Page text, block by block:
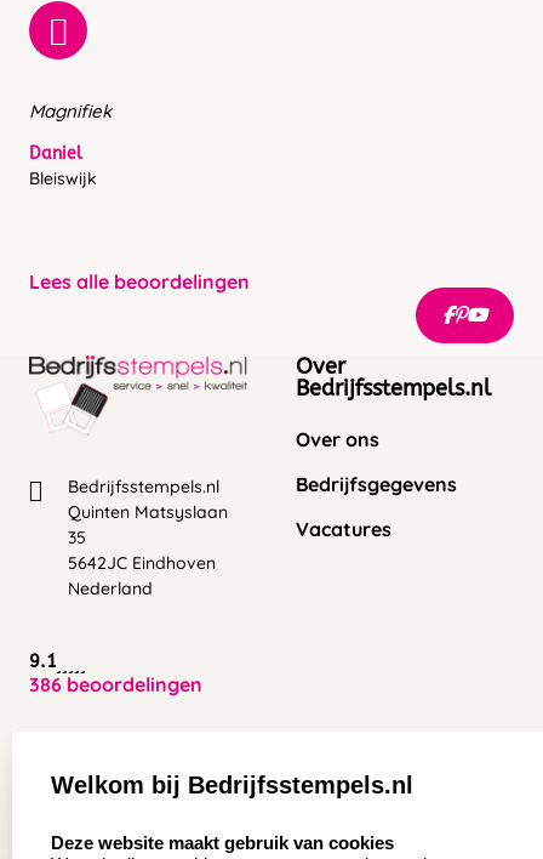
Magnifiek
Daniel
Bleiswijk
Lees alle beoordelingen
Bedrijfsstempels.nl
Quinten Matsyslaan
35
5642JC Eindhoven
Nederland
9.1
386 beoordelingen
Over
Bedrijfsstempels.nl
Over ons
Bedrijfsgegevens
Vacatures
Aanvraag op maat
Wederverkoper
Contact opnemen
Veel gestelde vragen
Welkom bij Bedrijfsstempels.nl
Deze website maakt gebruik van cookies